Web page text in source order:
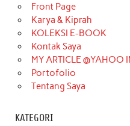
Front Page
Karya & Kiprah
KOLEKSI E-BOOK
Kontak Saya
MY ARTICLE @YAHOO
Portofolio
Tentang Saya
KATEGORI